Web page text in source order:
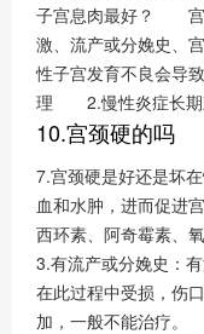
子宫息肉最好？ 宫
激、流产或分娩史
性子宫发育不良会导
理 2.慢性炎症长期
10.宫颈硬的吗
7.宫颈硬是好还是坏
血和水肿，进而促进
西环素、阿奇霉素、
3.有流产或分娩史：
在此过程中受损，伤
加，一般不能治疗。